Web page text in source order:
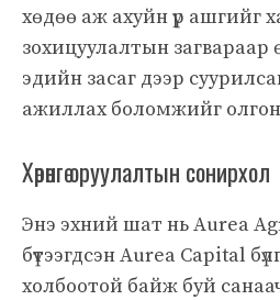
хөдөө аж ахуйн үр ашгийг
зохицуулалтын загвараар
эдийн засаг дээр
ажиллах боломжийг
Хөрөнгө оруулалтын сонирхол
Энэ эхний шат нь Aurea
бүтээгдсэн Aurea Capital
холбоотой байж буй